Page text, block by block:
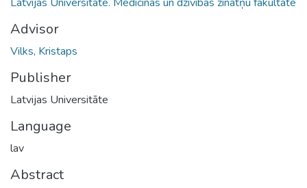
Advisor
Vilks, Kristaps
Publisher
Latvijas Universitāte
Language
lav
Abstract